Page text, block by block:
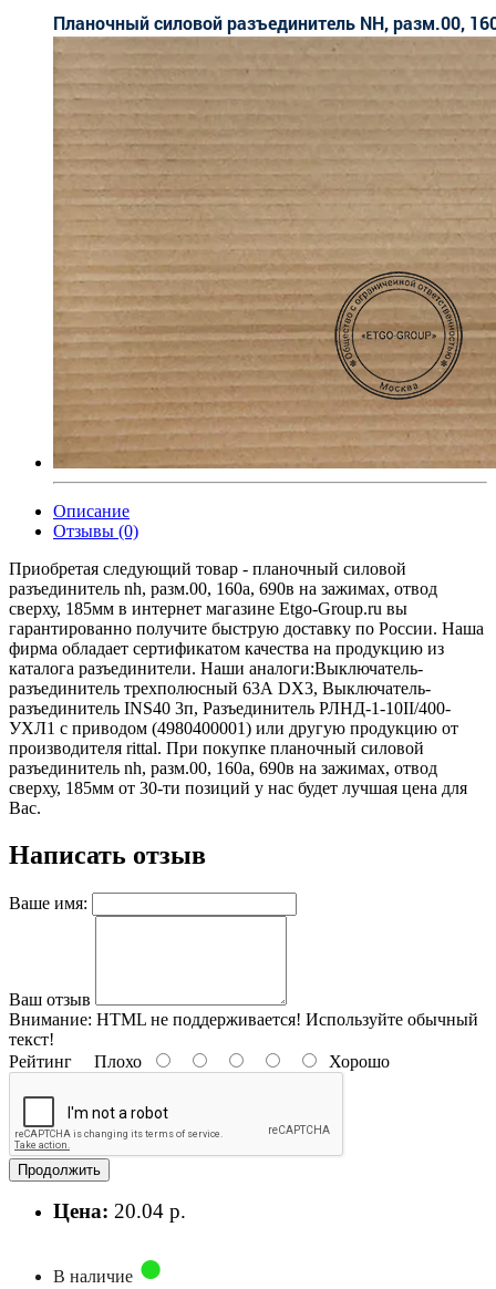
Описание
Отзывы (0)
Приобретая следующий товар - планочный силовой
разъединитель nh, разм.00, 160а, 690в на зажимах, отвод
сверху, 185мм в интернет магазине Etgo-Group.ru вы
гарантированно получите быструю доставку по России. Наша
фирма обладает сертификатом качества на продукцию из
каталога разъединители. Наши аналоги:Выключатель-
разъединитель трехполюсный 63А DX3, Выключатель-
разъединитель INS40 3п, Разъединитель РЛНД-1-10II/400-
УХЛ1 с приводом (4980400001) или другую продукцию от
производителя rittal. При покупке планочный силовой
разъединитель nh, разм.00, 160а, 690в на зажимах, отвод
сверху, 185мм от 30-ти позиций у нас будет лучшая цена для
Вас.
Написать отзыв
Ваше имя:
Ваш отзыв
Внимание: HTML не поддерживается! Используйте обычный
текст!
Рейтинг Плохо Хорошо
Продолжить
Цена: 20.04 р.
В наличие